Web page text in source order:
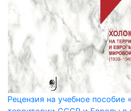
Рецензия на учебное пособие